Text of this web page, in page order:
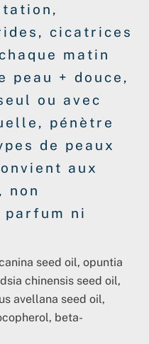
cicatrices
matin
peau + douce,
ou avec
pénètre
de peaux
aux
non
parfum ni
seed oil, opuntia
chinensis seed oil,
avellana seed oil,
beta-